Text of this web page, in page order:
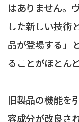
はありません。
した新しい技術
品が登場する」
ることがほとんど
旧製品の機能を
容成分が改良さ